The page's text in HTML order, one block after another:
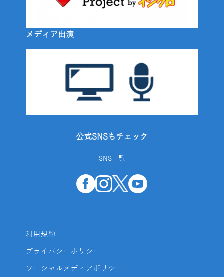
メディア出演
公式SNSもチェック
SNS一覧
利用規約
プライバシーポリシー
ソーシャルメディアポリシー